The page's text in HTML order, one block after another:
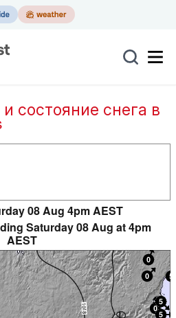
08 Aug 4pm AEST
Saturday 08 Aug at 4pm
AEST